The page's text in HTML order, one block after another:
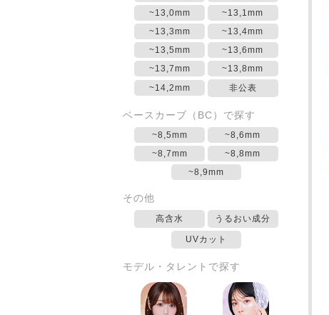
~13,0mm
~13,1mm
~13,3mm
~13,4mm
~13,5mm
~13,6mm
~13,7mm
~13,8mm
~14,2mm
非公表
ベースカーブ（BC）で探す
~8,5mm
~8,6mm
~8,7mm
~8,8mm
~8,9mm
その他
高含水 うるおい成分
UVカット
モデル・タレントで探す